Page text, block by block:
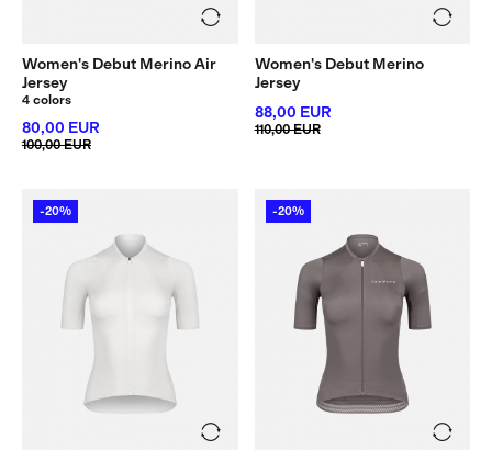
Women's Debut Merino Air
Jersey
4 colors
80,00 EUR
100,00 EUR
Women's Debut Merino
Jersey
88,00 EUR
110,00 EUR
-20% -20%